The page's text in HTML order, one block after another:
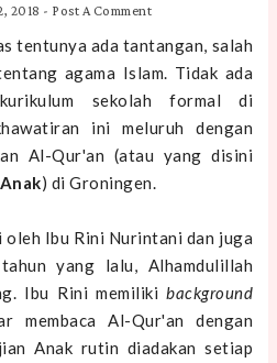
2018 - Post A Comment
tentunya ada tantangan, salah
agama Islam. Tidak ada
sekolah formal di
ini meluruh dengan
Al-Qur'an (atau yang disini
) di Groningen.
oleh Ibu Rini Nurintani dan juga
yang lalu, Alhamdulillah
Ibu Rini memilikibackground
membaca Al-Qur'an dengan
Anak rutin diadakan setiap